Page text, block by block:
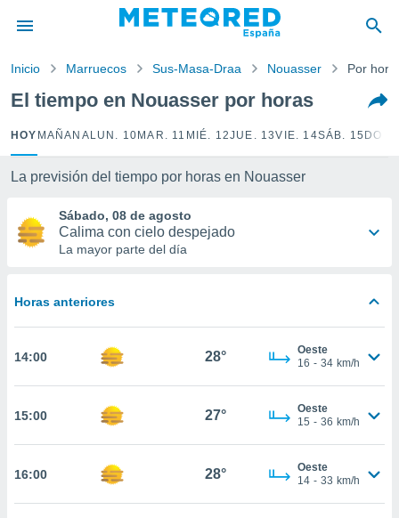
por
para
que se
calidad.
a este
y
digital
permite
seguir
coste.
Inicio Marruecos Sus-Masa-Draa Nouasser Por
El tiempo en Nouasser por horas
HOY MAÑANA LUN. 10 MAR. 11 MIÉ. 12JUE. 13VIE. 14SÁB. 15
La previsión del tiempo por horas en Nouasser
Sábado, 08 de agosto
Calima con cielo despejado
La mayor parte del día
Horas anteriores
14:00 28°
Oeste
16 - 34 km/h
15:00 27°
Oeste
15 - 36 km/h
16:00 28°
Oeste
14 - 33 km/h